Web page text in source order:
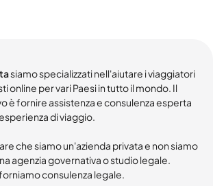
siamo specializzati nell'aiutare i viaggiatori
online per vari Paesi in tutto il mondo. Il
è fornire assistenza e consulenza esperta
di viaggio.
che siamo un'azienda privata e non siamo
agenzia governativa o studio legale.
consulenza legale.